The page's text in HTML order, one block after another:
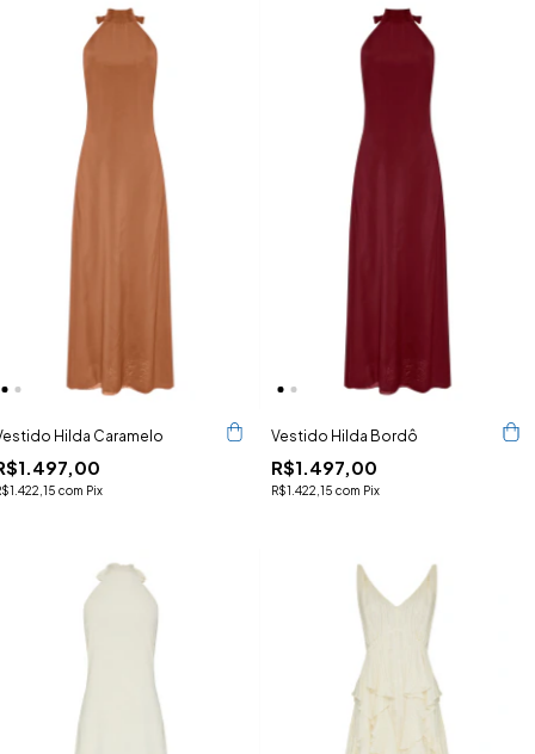
Hilda Caramelo
com Pix
Vestido Hilda Bordô
R$1.497,00
R$1.422,15 com Pix